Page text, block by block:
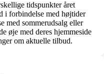
tidspunkter året
i forbindelse med højtider
med sommerudsalg eller
øje med deres hjemmeside
om aktuelle tilbud.